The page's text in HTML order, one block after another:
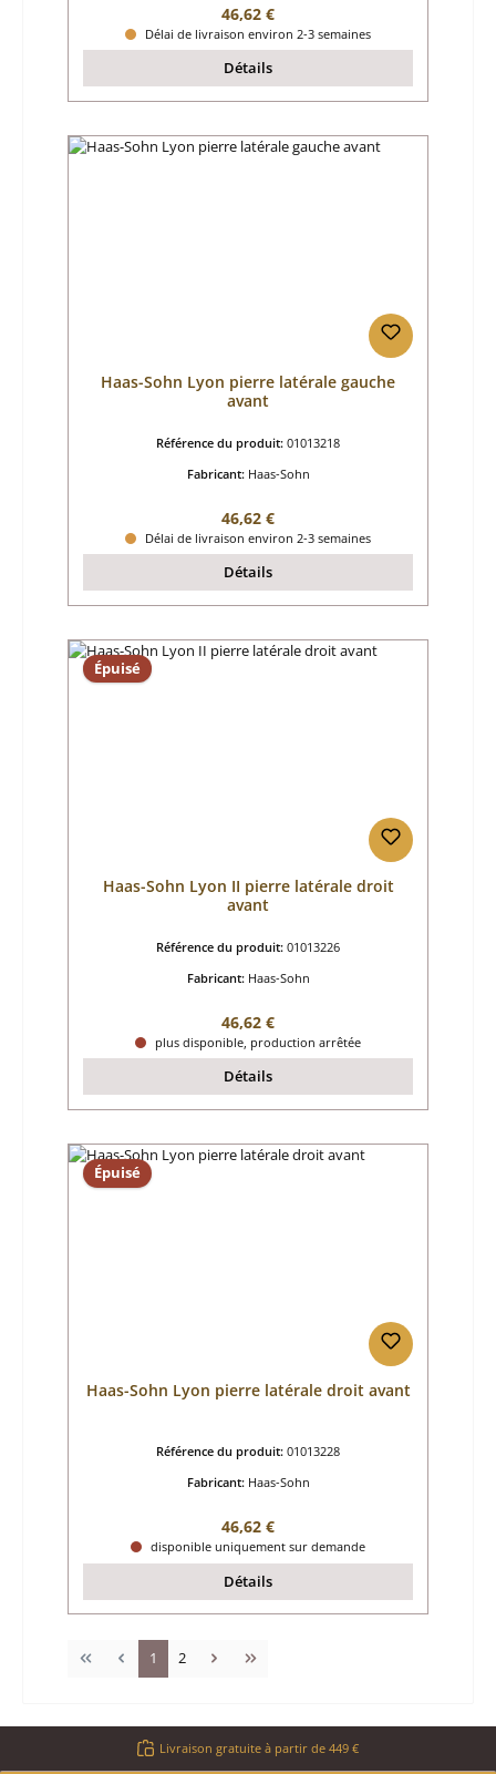
Prix régulier :
46,62 €
Délai de livraison environ 2-3 semaines
Détails
Haas-Sohn Lyon pierre latérale gauche
avant
Référence du produit: 01013218
Fabricant: Haas-Sohn
Prix régulier :
46,62 €
Délai de livraison environ 2-3 semaines
Détails
Épuisé
Haas-Sohn Lyon II pierre latérale droit
avant
Référence du produit: 01013226
Fabricant: Haas-Sohn
Prix régulier :
46,62 €
plus disponible, production arrêtée
Détails
Épuisé
Haas-Sohn Lyon pierre latérale droit avant
Référence du produit: 01013228
Fabricant: Haas-Sohn
Prix régulier :
46,62 €
disponible uniquement sur demande
Détails
Page
1 Page
2
Livraison gratuite à partir de 449 €